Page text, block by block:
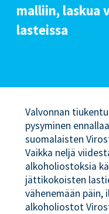
malliin, laskua
lasteissa
Valvonnan
pysyminen
suomalaisten
Vaikka neljä
alkoholiostoksia
jättikokoisten
vähenemään päin,
alkoholiostot